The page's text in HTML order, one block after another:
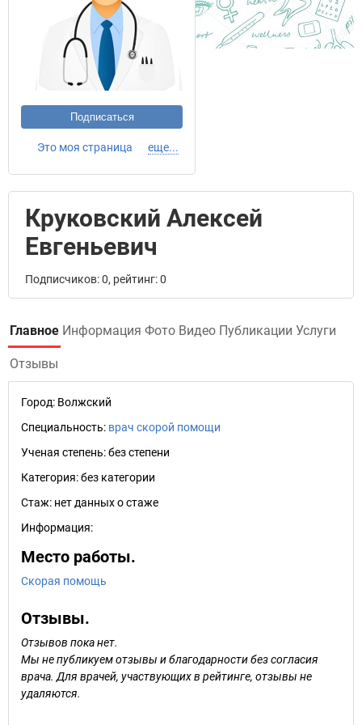
Подписаться
Это моя страница еще...
Круковский Алексей
Евгеньевич
Подписчиков: 0, рейтинг: 0
Главное Информация Фото Видео Публикации Услуги
Отзывы
Город: Волжский
Специальность: врач скорой помощи
Ученая степень:без степени
Категория:без категории
Стаж: нет данных о стаже
Информация:
Место работы.
Скорая помощь
Отзывы.
Отзывов пока нет.
Мы не публикуем отзывы и благодарности без согласия
врача. Для врачей, участвующих в рейтинге, отзывы не
удаляются.